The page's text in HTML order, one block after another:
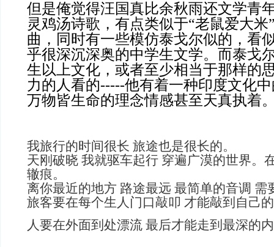
但是俺觉得汪国真比余秋雨还文学青
灵鸡汤诗歌，有点类似于“老鼠爱大米
曲，同时有一些模仿泰戈尔似的，看
乎很深沉深奥的中学生文学。而泰戈
生以上文化，或者至少相当于那样的
力的人看的-----他有着一种印度文化
万物皆生命的理念情感甚至天真执着
我旅行的时间很长 旅途也是很长的。
天刚破晓 我就驱车起行 穿遍广漠的世界。
辙痕。
离你最近的地方 路途最远 最简单的音调 需
旅客要在每个生人门口敲叩 才能敲到自己
人要在外面到处漂流 最后才能走到最深的